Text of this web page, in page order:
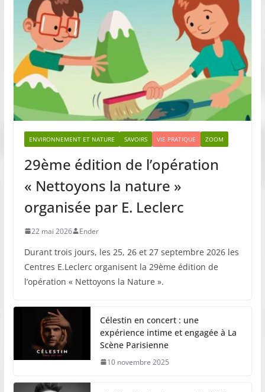
ENVIRONNEMENT ET NATURE SAVOIRS VIE PRATIQUE ZOOM
29ème édition de l’opération
« Nettoyons la nature »
organisée par E. Leclerc
22 mai 2026 Ender
Durant trois jours, les 25, 26 et 27 septembre 2026 les
Centres E.Leclerc organisent la 29ème édition de
l’opération « Nettoyons la Nature ».
Célestin en concert : une
expérience intime et engagée à La
Scène Parisienne
10 novembre 2025